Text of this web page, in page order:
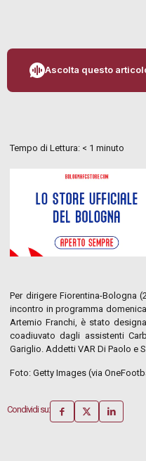
Ascolta questo
Tempo di Lettura: < 1 minuto
Per dirigere Fiorentina-Bologna
incontro in programma
Artemio Franchi, è stato
coadiuvato dagli assistenti
Gariglio. Addetti VAR Di Paolo e
Foto: Getty Images (via
Condividi su: